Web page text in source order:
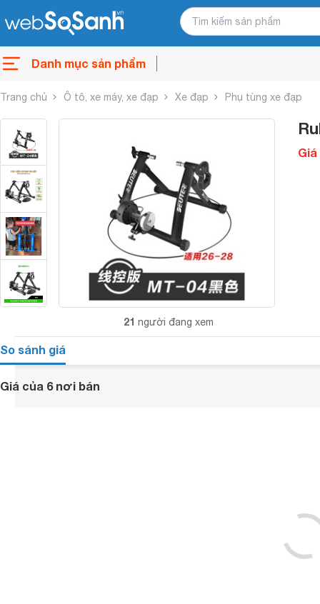
Danh mục sản phẩm
Trang chủ Ô tô, xe máy, xe đạp Xe đạp Phụ tùng xe đạp
21 người đang xem
Giá
So sánh giá
Giá của 6 nơi bán